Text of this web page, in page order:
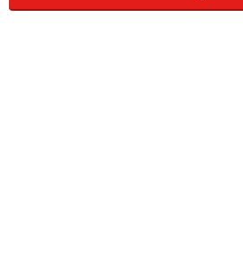
レンジで丸ごとぶどう大